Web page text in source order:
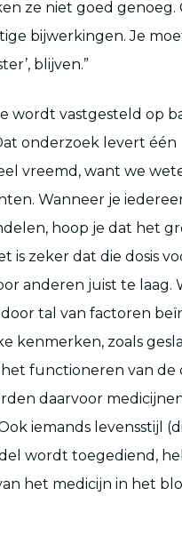
ze niet goed genoeg.
bijwerkingen. Je
blijven.”
wordt vastgesteld op
onderzoek levert één
vreemd, want we
Wanneer je
hoop je dat het
is zeker dat die dosis
anderen juist te laag.
tal van factoren
kenmerken, zoals
functioneren van de
daarvoor
iemands levensstijl
wordt toegediend,
het medicijn in het